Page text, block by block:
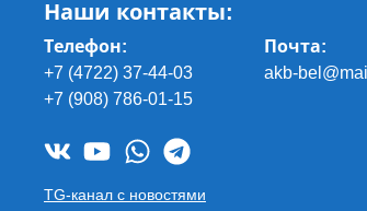
Наши контакты:
Телефон:
+7 (4722) 37-44-03
+7 (908) 786-01-15
Почта:
akb-
TG-канал с новостями